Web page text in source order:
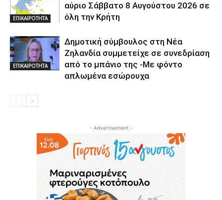
ΕΠΙΚΑΙΡΟΤΗΤΑ
αύριο Σάββατο 8 Αυγούστου 2026 σε
όλη την Κρήτη
ΕΠΙΚΑΙΡΟΤΗΤΑ
Δημοτική σύμβουλος στη Νέα
Ζηλανδία συμμετείχε σε συνεδρίαση
από το μπάνιο της -Με φόντο
απλωμένα εσώρουχα
- Advertisement -